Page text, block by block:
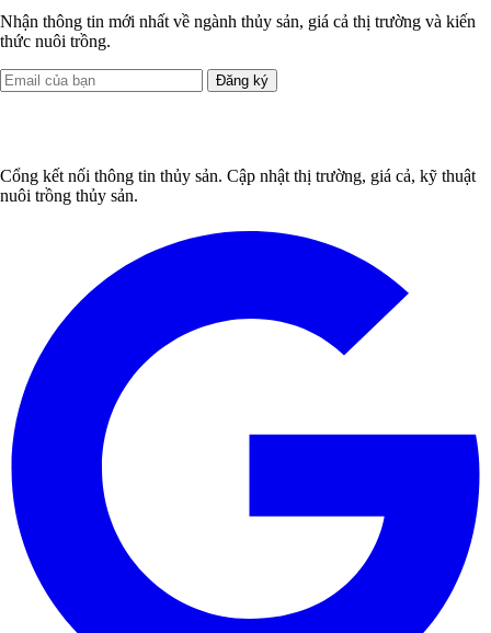
Nhận thông tin mới nhất về ngành thủy sản, giá cả thị trường và kiến
thức nuôi trồng.
Đăng ký
Cổng kết nối thông tin thủy sản. Cập nhật thị trường, giá cả, kỹ thuật
nuôi trồng thủy sản.